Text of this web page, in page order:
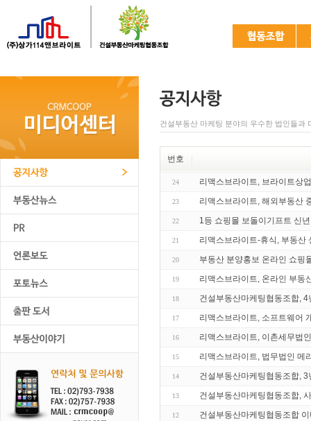
건설부동산 마케팅 분야의 우수한 법인들과
번호
24 리맥스브라이트, 브라이트상
23 리맥스브라이트, 해외부동산
22 1등 쇼핑몰 보돌이기프트 신
21 리맥스브라이트-휴식, 부동산
20 부동산 분양홍보 온라인 쇼핑
19 리맥스브라이트, 온라인 부동
18 건설부동산마케팅협동조합,
17 리맥스브라이트, 소프트웨어
16 리맥스브라이트, 이촌세무법
15 리맥스브라이트, 법무법인 메
14 건설부동산마케팅협동조합,
13 건설부동산마케팅협동조합,
12 건설부동산마케팅협동조합